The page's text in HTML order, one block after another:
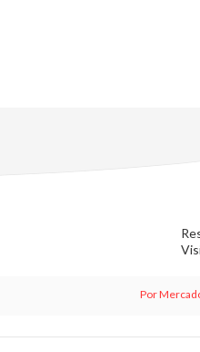
Por